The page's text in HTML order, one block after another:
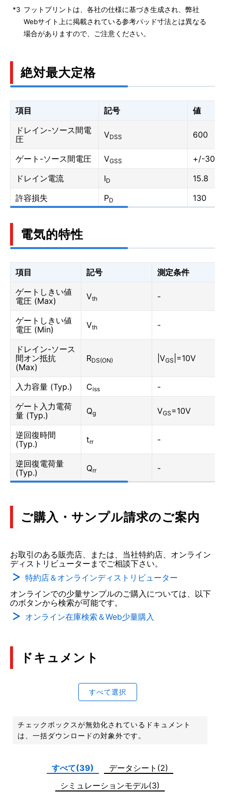
*3 フットプリントは、各社の仕様に基づき生成され、弊社
Webサイト上に掲載されている参考パッド寸法とは異なる
場合がありますので、ご注意ください。
絶対最大定格
項目 記号
値
ドレイン-ソース間電
圧
VDSS 600
ゲート-ソース間電圧 VGSS
+/-30
ドレイン電流
ID
15.8
許容損失
PD 130
電気的特性
項目 記号
測定条件
ゲートしきい値
電圧 (Max)
Vth -
ゲートしきい値
電圧 (Min)
Vth -
ドレイン-ソース
間オン抵抗
(Max)
RDS(ON) |VGS |=10V
入力容量 (Typ.) Ciss
-
ゲート入力電荷
量 (Typ.)
Qg VGS=10V
逆回復時間
(Typ.)
trr -
逆回復電荷量
(Typ.)
Qrr -
ご購入・サンプル請求のご案内
お取引のある販売店、または、当社特約店、オンライン
ディストリビューターまでご相談下さい。
特約店＆オンラインディストリビューター
オンラインでの少量サンプルのご購入については、以下
のボタンから検索が可能です。
オンライン在庫検索＆Web少量購入
ドキュメント
すべて選択
チェックボックスが無効化されているドキュメント
は、一括ダウンロードの対象外です。
すべて(39)
データシート(2)
シミュレーションモデル(3)